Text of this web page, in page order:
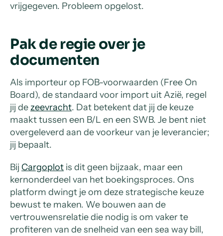
vrijgegeven. Probleem opgelost.
Pak de regie over je
documenten
Als importeur op FOB-voorwaarden (Free On
Board), de standaard voor import uit Azië, regel
jij de zeevracht. Dat betekent dat jij de keuze
maakt tussen een B/L en een SWB. Je bent niet
overgeleverd aan de voorkeur van je leverancier;
jij bepaalt.
Bij Cargoplot is dit geen bijzaak, maar een
kernonderdeel van het boekingsproces. Ons
platform dwingt je om deze strategische keuze
bewust te maken. We bouwen aan de
vertrouwensrelatie die nodig is om vaker te
profiteren van de snelheid van een sea way bill,